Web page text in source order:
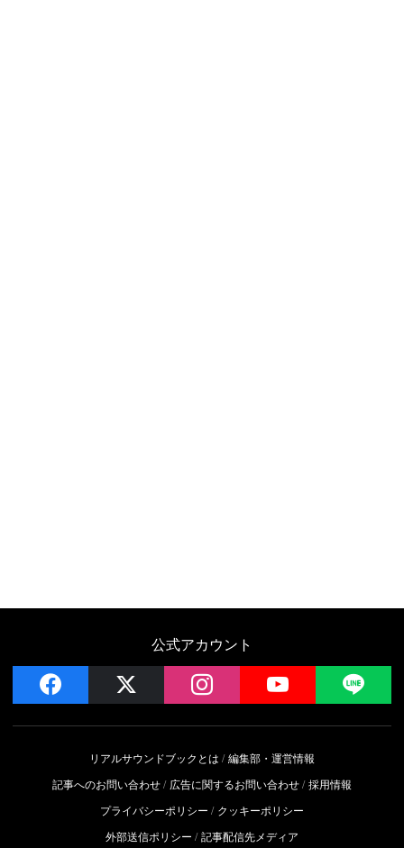
公式アカウント
facebook instagram YouTube
リアルサウンドブックとは
編集部・運営情報
記事へのお問い合わせ
広告に関するお問い合わせ 採用情報
プライバシーポリシー
クッキーポリシー
外部送信ポリシー
記事配信先メディア